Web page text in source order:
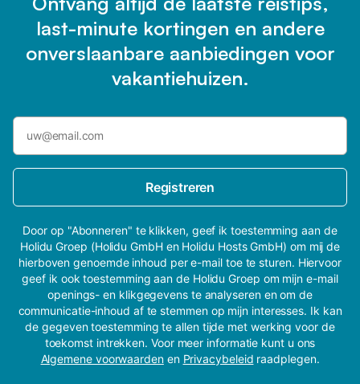
last-minute kortingen en andere
onverslaanbare aanbiedingen voor
vakantiehuizen.
Registreren
Door op "Abonneren" te klikken, geef ik toestemming aan de
Holidu Groep (Holidu GmbH en Holidu Hosts GmbH) om mij de
hierboven genoemde inhoud per e-mail toe te sturen. Hiervoor
geef ik ook toestemming aan de Holidu Groep om mijn e-mail
openings- en klikgegevens te analyseren en om de
communicatie-inhoud af te stemmen op mijn interesses. Ik kan
de gegeven toestemming te allen tijde met werking voor de
toekomst intrekken. Voor meer informatie kunt u ons
Algemene voorwaardenen Privacybeleid raadplegen.